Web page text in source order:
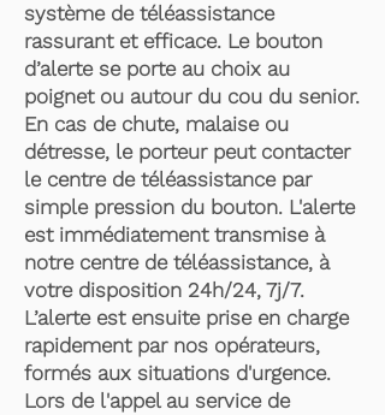
système de téléassistance
rassurant et efficace. Le bouton
d’alerte se porte au choix au
poignet ou autour du cou du senior.
En cas de chute, malaise ou
détresse, le porteur peut contacter
le centre de téléassistance par
simple pression du bouton. L'alerte
est immédiatement transmise à
notre centre de téléassistance, à
votre disposition 24h/24, 7j/7.
L’alerte est ensuite prise en charge
rapidement par nos opérateurs,
formés aux situations d'urgence.
Lors de l'appel au service de